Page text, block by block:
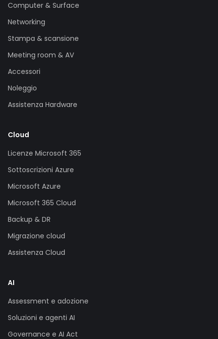
Computer & Surface
Networking
Stampa & scansione
Meeting room & AV
Accessori
Noleggio
Assistenza Hardware
Cloud
Licenze Microsoft 365
Sottoscrizioni Azure
Microsoft Azure
Microsoft 365 Cloud
Backup & DR
Migrazione cloud
Assistenza Cloud
AI
Assessment e adozione
Soluzioni e agenti AI
Governance e AI Act